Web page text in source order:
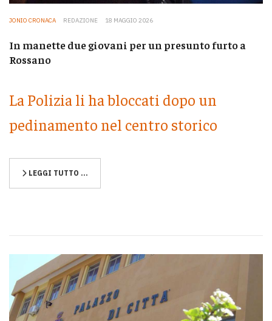
JONIO CRONACA REDAZIONE 18 MAGGIO 2026
In manette due giovani per un presunto furto a
Rossano
La Polizia li ha bloccati dopo un
pedinamento nel centro storico
LEGGI TUTTO …